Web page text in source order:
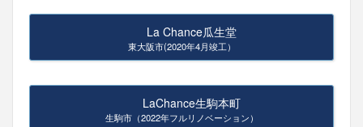
La Chance瓜生堂
東大阪市(2020年4月竣工）
LaChance生駒本町
生駒市（2022年フルリノベーション）